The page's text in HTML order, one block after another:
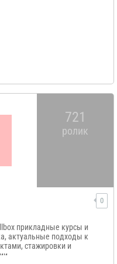
721
ролик
0
прикладные курсы и
актуальные подходы к
стажировки и